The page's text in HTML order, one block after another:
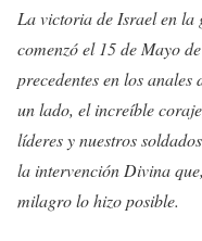
La victoria de Israel en la
comenzó el 15 de Mayo
precedentes en los
un lado, el increíble
líderes y nuestros
la intervención Divina
milagro lo hizo posible.